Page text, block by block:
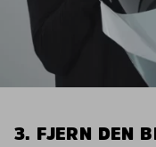
3. FJERN DEN